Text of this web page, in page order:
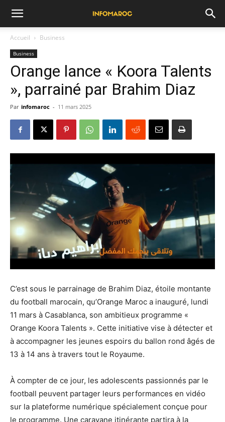
Accueil Business
Business
Orange lance « Koora Talents
», parrainé par Brahim Diaz
Par infomaroc - 11 mars 2025
C’est sous le parrainage de Brahim Diaz, étoile montante
du football marocain, qu’Orange Maroc a inauguré, lundi
11 mars à Casablanca, son ambitieux programme «
Orange Koora Talents ». Cette initiative vise à détecter et
à accompagner les jeunes espoirs du ballon rond âgés de
13 à 14 ans à travers tout le Royaume.
À compter de ce jour, les adolescents passionnés par le
football peuvent partager leurs performances en vidéo
sur la plateforme numérique spécialement conçue pour
le programme. Une caravane itinérante partira à la